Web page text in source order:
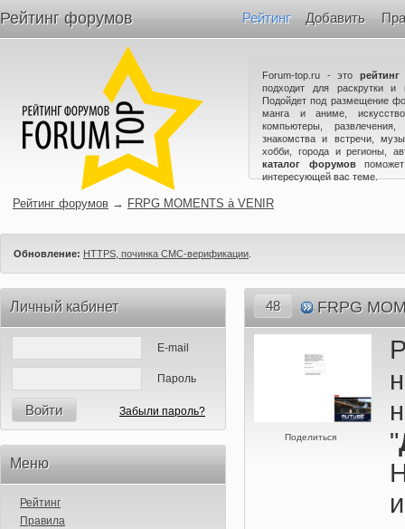
Рейтинг форумов Рейтинг Добавить
Forum-top.ru - это
подходит для раскрутки и
Подойдет под размещение
манга и аниме,
компьютеры,
знакомства и встречи,
хобби, города и регионы,
каталог форумов
интересующей вас теме.
Рейтинг форумов → FRPG MOMENTS à VENIR
Обновление: HTTPS, починка СМС-верификации
Личный кабинет
E-mail
Пароль
Войти Забыли пароль?
Меню
Рейтинг
Правила
48 FRPG
Поделиться
"